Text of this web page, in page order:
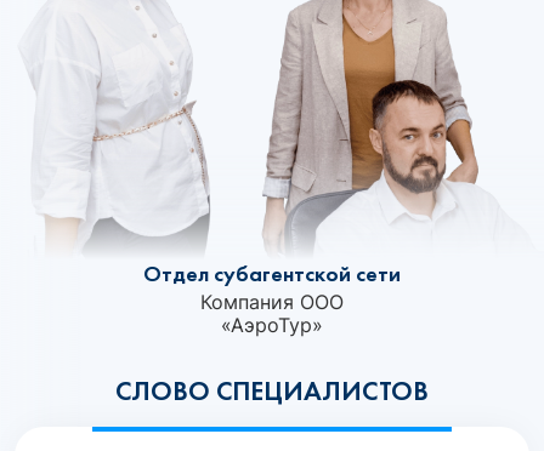
СЛОВО СПЕЦИАЛИСТОВ
Отдел субагентской сети
Компания ООО
«АэроТур»